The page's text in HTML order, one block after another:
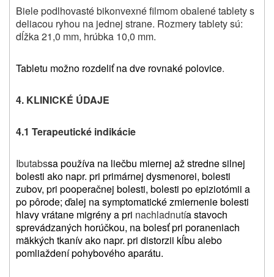
Biele podlhovasté bikonvexné filmom obalené tablety s
deliacou ryhou na jednej strane. Rozmery tablety sú:
dĺžka 21,0 mm, hrúbka 10,0 mm.
Tabletu možno rozdeliť na dve rovnaké polovice.
4. KLINICKÉ ÚDAJE
4.1 Terapeutické indikácie
Ibutabssa používa na liečbu miernej až stredne silnej
bolesti ako napr. pri primárnej dysmenorei, bolesti
zubov, pri pooperačnej bolesti, bolesti po epiziotómii a
po pôrode; ďalej na symptomatické zmiernenie bolesti
hlavy vrátane migrény a pri nachladnutía stavoch
sprevádzaných horúčkou, na bolesť pri poraneniach
mäkkých tkanív ako napr. pri distorzii kĺbu alebo
pomliaždení pohybového aparátu.